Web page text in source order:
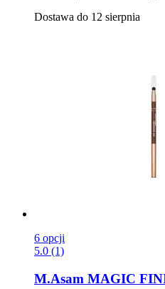
Dostawa do 12 sierpnia
6 opcji
5.0 (1)
M.Asam MAGIC